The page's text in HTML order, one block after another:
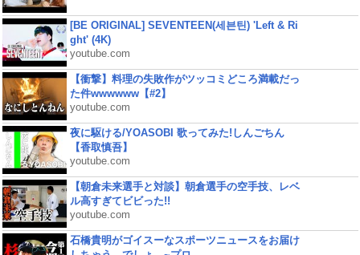
[BE ORIGINAL] SEVENTEEN(세븐틴) 'Left & Ri
ght' (4K)
youtube.com
【衝撃】料理の失敗作がツッコミどころ満載だっ
た件wwwwww【#2】
youtube.com
夜に駆ける/YOASOBI 歌ってみた!しんごちん
【香取慎吾】
youtube.com
【朝倉未来選手と対談】朝倉選手の空手技、レベ
ル高すぎてビビった!!
youtube.com
石橋貴明がゴイスーなスポーツニュースをお届け